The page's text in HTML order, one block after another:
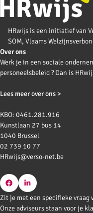
HRwijs is een initiatief van
SOM, Vlaams
Over ons
Werk je in een sociale
personeelsbeleid ? Dan is
Lees meer over ons >
KBO: 0461.281.916
Kunstlaan 27 bus 14
1040 Brussel
02 739 10 77
HRwijs@verso-net.be
Go
to
Go
to
Zit je met een specifieke vraag
Onze adviseurs staan voor je